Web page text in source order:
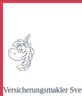
Versicherungsmakler